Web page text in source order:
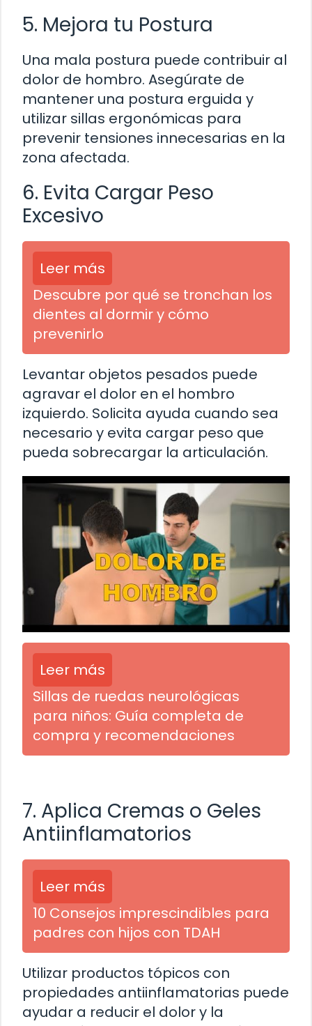
5. Mejora tu Postura
Una mala postura puede contribuir al
dolor de hombro. Asegúrate de
mantener una postura erguida y
utilizar sillas ergonómicas para
prevenir tensiones innecesarias en la
zona afectada.
6. Evita Cargar Peso
Excesivo
Leer más
Descubre por qué se tronchan los
dientes al dormir y cómo
prevenirlo
Levantar objetos pesados puede
agravar el dolor en el hombro
izquierdo. Solicita ayuda cuando sea
necesario y evita cargar peso que
pueda sobrecargar la articulación.
Leer más
Sillas de ruedas neurológicas
para niños: Guía completa de
compra y recomendaciones
7. Aplica Cremas o Geles
Antiinflamatorios
Leer más
10 Consejos imprescindibles para
padres con hijos con TDAH
Utilizar productos tópicos con
propiedades antiinflamatorias puede
ayudar a reducir el dolor y la